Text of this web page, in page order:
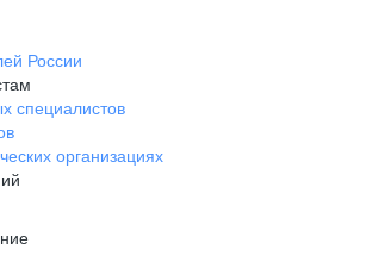
России
специалистов
организациях